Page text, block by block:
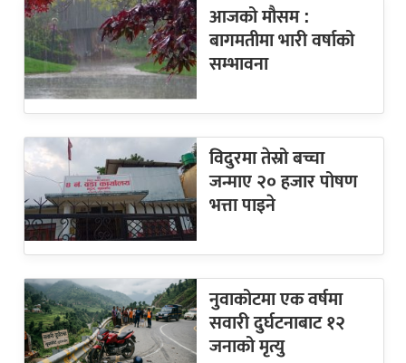
आजको मौसम :
बागमतीमा भारी वर्षाको
सम्भावना
विदुरमा तेस्रो बच्चा
जन्माए २० हजार पोषण
भत्ता पाइने
नुवाकोटमा एक वर्षमा
सवारी दुर्घटनाबाट १२
जनाको मृत्यु